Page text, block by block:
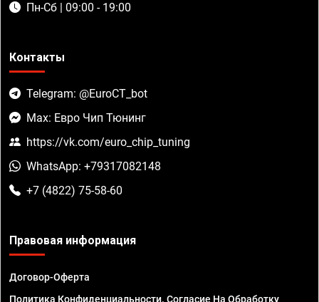
Пн-Сб | 09:00 - 19:00
Контакты
Telegram: @EuroCT_bot
Max: Евро Чип Тюнинг
https://vk.com/euro_chip_tuning
WhatsApp: +79317082148
+7 (4822) 75-58-60
Правовая информация
Договор-Оферта
Политика Конфиденциальности. Согласие На Обработку